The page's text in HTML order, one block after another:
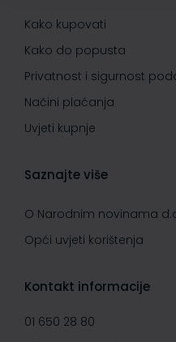
Kako kupovati
Kako do popusta
Privatnost i sigurnost
Načini plaćanja
Uvjeti kupnje
Saznajte više
O Narodnim novinama
Opći uvjeti korištenja
Kontakt informacije
01 650 28 80